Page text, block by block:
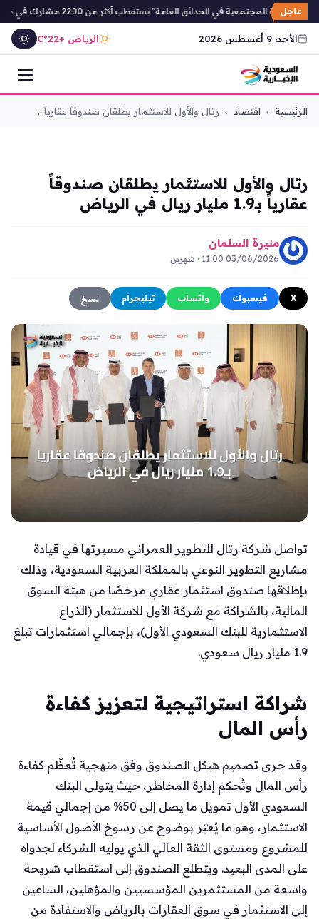
عاجل
المجتمعية في الحدائق العامة" تستقطب أكثر من 2200 مشارك في مدن المملكة
الأحد، 9 أغسطس 2026 الرياض +22°C
التجاوز
الرئيسية › اقتصاد › رتال والأول للاستثمار يطلقان صندوقاً عقارياً...
رتال والأول للاستثمار يطلقان صندوقاً
عقارياً بـ1.9 مليار ريال في الرياض
منيرة السلمان
03/06/2026 11:00 · شهرين
X فيسبوك واتساب تيليجرام نسخ
تواصل شركة رتال للتطوير العمراني مسيرتها في قيادة
مشاريع التطوير النوعي بالمملكة العربية السعودية، وذلك
بإطلاقها صندوق استثمار عقاري مرخصًا من هيئة السوق
المالية، بالشراكة مع شركة الأول للاستثمار (الذراع
الاستثمارية للبنك السعودي الأول)، بإجمالي استثمارات تبلغ
1.9 مليار ريال سعودي.
شراكة استراتيجية لتعزيز كفاءة
رأس المال
وقد جرى تصميم هيكل الصندوق وفق منهجية تُعظّم كفاءة
رأس المال وتُحكم إدارة المخاطر، حيث يتولى البنك
السعودي الأول تمويل ما يصل إلى 50% من إجمالي قيمة
الاستثمار، وهو ما يُعبّر بوضوح عن رسوخ الأصول الأساسية
للمشروع ومستوى الثقة العالي الذي يوليه الشركاء لجدواه
على المدى البعيد. ويتطلع الصندوق إلى استقطاب شريحة
واسعة من المستثمرين المؤسسيين والمؤهلين، الساعين
إلى الاستثمار في سوق العقارات بالرياض والاستفادة من